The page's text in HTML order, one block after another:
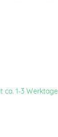
ca. 1-3 Werktage